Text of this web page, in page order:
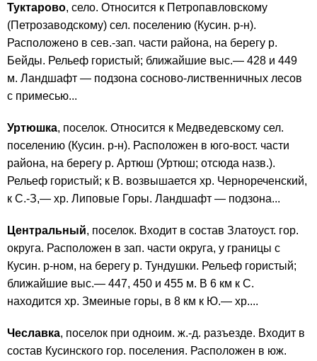
Туктарово, село. Относится к Петропавловскому
(Петрозаводскому) сел. поселению (Кусин. р-н).
Расположено в сев.-зап. части района, на берегу р.
Бейды. Рельеф гористый; ближайшие выс.— 428 и 449
м. Ландшафт — подзона сосново-лиственничных лесов
с примесью...
Уртюшка, поселок. Относится к Медведевскому сел.
поселению (Кусин. р-н). Расположен в юго-вост. части
района, на берегу р. Артюш (Уртюш; отсюда назв.).
Рельеф гористый; к В. возвышается хр. Чернореченский,
к С.-З,— хр. Липовые Горы. Ландшафт — подзона...
Центральный, поселок. Входит в состав Златоуст. гор.
округа. Расположен в зап. части округа, у границы с
Кусин. р-ном, на берегу р. Тундушки. Рельеф гористый;
ближайшие выс.— 447, 450 и 455 м. В 6 км к С.
находится хр. Змеиные горы, в 8 км к Ю.— хр....
Чеславка, поселок при одноим. ж.-д. разъезде. Входит в
состав Кусинского гор. поселения. Расположен в юж.